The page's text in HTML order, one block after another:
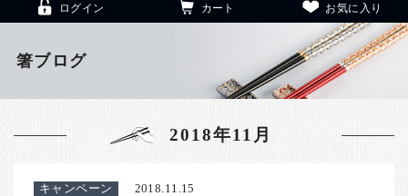
銀座夏野・箸長 について
ログイン カート お気に入り
箸ブログ
2018年11月
キャンペーン 2018.11.15